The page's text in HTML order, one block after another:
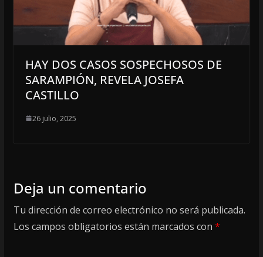
HAY DOS CASOS SOSPECHOSOS DE
SARAMPIÓN, REVELA JOSEFA
CASTILLO
26 julio, 2025
Deja un comentario
Tu dirección de correo electrónico no será publicada.
Los campos obligatorios están marcados con *